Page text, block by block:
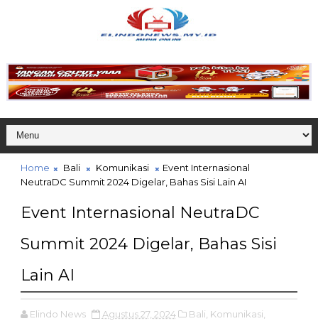
Home Bali Komunikasi
Event Internasional
NeutraDC Summit 2024 Digelar, Bahas Sisi Lain AI
Event Internasional NeutraDC
Summit 2024 Digelar, Bahas Sisi
Lain AI
Elindo News Agustus 27, 2024 Bali, Komunikasi,